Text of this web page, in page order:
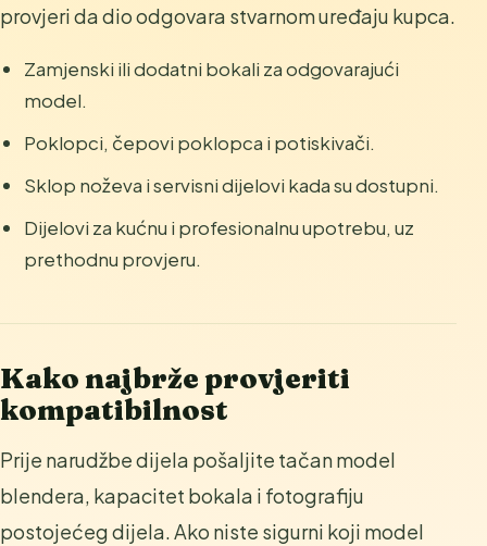
provjeri da dio odgovara stvarnom uređaju kupca.
Zamjenski ili dodatni bokali za odgovarajući
model.
Poklopci, čepovi poklopca i potiskivači.
Sklop noževa i servisni dijelovi kada su dostupni.
Dijelovi za kućnu i profesionalnu upotrebu, uz
prethodnu provjeru.
Kako najbrže provjeriti
kompatibilnost
Prije narudžbe dijela pošaljite tačan model
blendera, kapacitet bokala i fotografiju
postojećeg dijela. Ako niste sigurni koji model